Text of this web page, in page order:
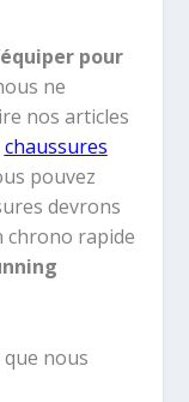
pour
ne
nos articles
chaussures
pouvez
devrons
chrono rapide
que nous